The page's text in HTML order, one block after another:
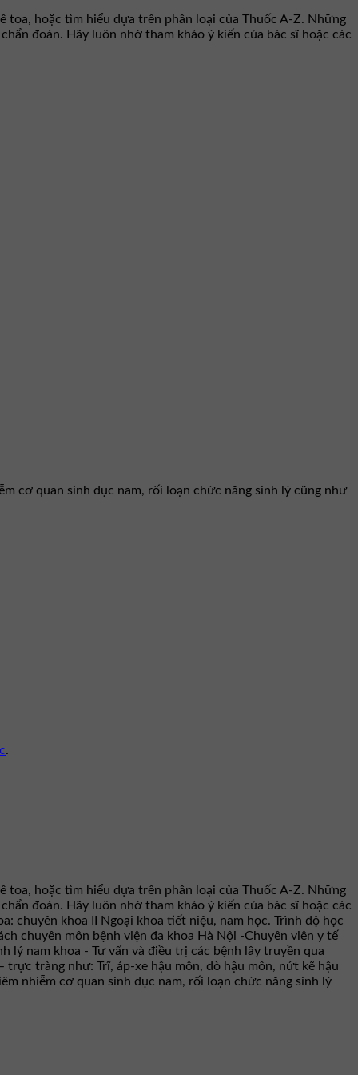
hoặc tìm hiểu dựa trên phân loại của Thuốc A-Z. Những
đoán. Hãy luôn nhớ tham khảo ý kiến của bác sĩ hoặc các
cơ quan sinh dục nam, rối loạn chức năng sinh lý cũng như
.
hoặc tìm hiểu dựa trên phân loại của Thuốc A-Z. Những
đoán. Hãy luôn nhớ tham khảo ý kiến của bác sĩ hoặc các
chuyên khoa II Ngoại khoa tiết niệu, nam học. Trình độ học
chuyên môn bệnh viện đa khoa Hà Nội -Chuyên viên y tế
lý nam khoa - Tư vấn và điều trị các bệnh lây truyền qua
tràng như: Trĩ, áp-xe hậu môn, dò hậu môn, nứt kẽ hậu
nhiễm cơ quan sinh dục nam, rối loạn chức năng sinh lý